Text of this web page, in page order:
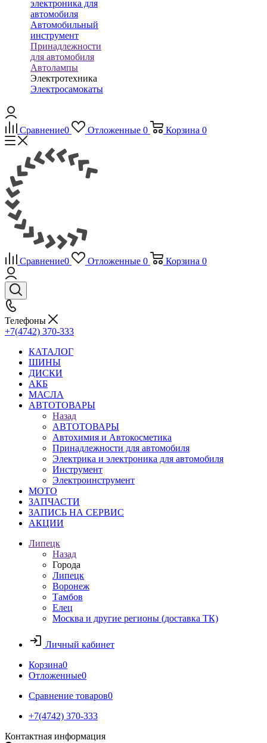
электроника для
автомобиля
Автомобильный
инструмент
Принадлежности
для автомобиля
Автолампы
Электротехника
Электросамокаты
Сравнение0 Отложенные 0 Корзина 0
Сравнение0 Отложенные 0 Корзина 0
Телефоны
+7(4742) 370-333
КАТАЛОГ
ШИНЫ
ДИСКИ
АКБ
МАСЛА
АВТОТОВАРЫ
Назад
АВТОТОВАРЫ
Автохимия и Автокосметика
Принадлежности для автомобиля
Электрика и электроника для автомобиля
Инструмент
Электроинструмент
МОТО
ЗАПЧАСТИ
ЗАПИСЬ НА СЕРВИС
АКЦИИ
Липецк
Назад
Города
Липецк
Воронеж
Тамбов
Елец
Москва и другие регионы (доставка ТК)
Личный кабинет
Корзина0
Отложенные0
Сравнение товаров0
+7(4742) 370-333
Контактная информация